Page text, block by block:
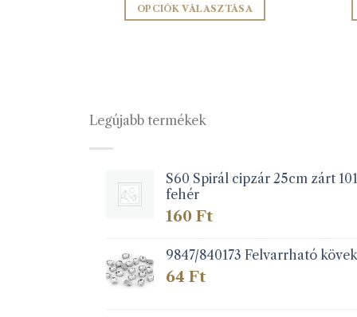
OPCIÓK VÁLASZTÁSA
van.
a
termékoldalon
választhatók
Legújabb termékek
S60 Spirál cipzár 25cm zárt 101
fehér
160 Ft
9847/840173 Felvarrható kövek
64 Ft